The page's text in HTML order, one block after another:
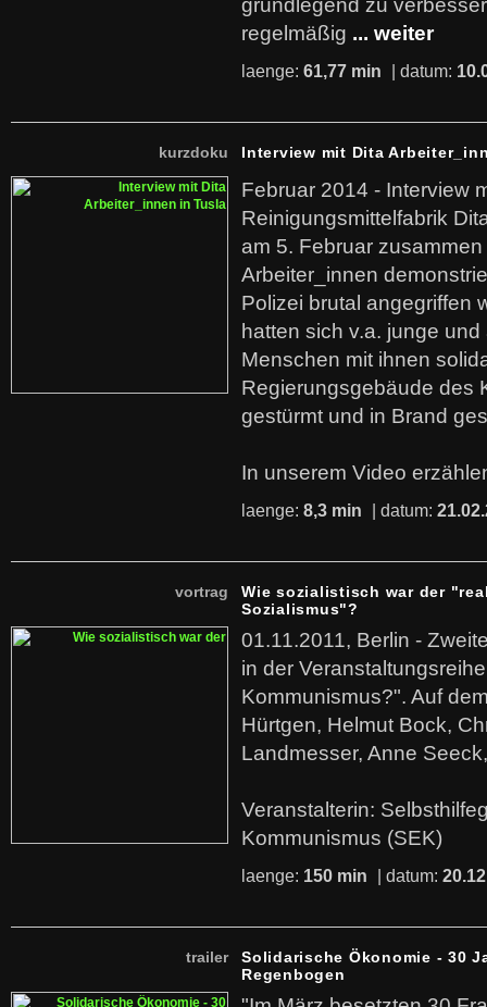
grundlegend zu
regelmäßig ... weiter
laenge: 61,77 min | datum:
kurzdoku Interview mit Dita
Februar 2014 - Interview
Reinigungsmittelfabrik
am 5. Februar
Arbeiter_innen
Polizei brutal angegriffen
hatten sich v.a. junge
Menschen mit ihnen
Regierungsgebäude des
gestürmt und in Brand
In unserem Video
laenge: 8,3 min | datum:
vortrag
Wie sozialistisch war der
Sozialismus"?
01.11.2011, Berlin -
in der
Kommunismus?". Auf
Hürtgen, Helmut Bock,
Landmesser, Anne
Veranstalterin:
Kommunismus (SEK)
laenge: 150 min | datum:
trailer
Solidarische Ökonomie - 30
Regenbogen